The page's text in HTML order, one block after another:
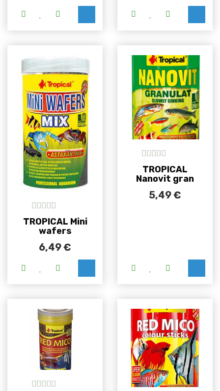
5out of 5
TROPICAL Mini
wafers
6,49€
Ovaj proizvod ima više varijanti. Opcije se
5out of 5
TROPICAL
Nanovit gran
5,49€
Ovaj proizvod